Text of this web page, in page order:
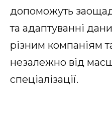
допоможуть
та адаптуванні
різним компаніям
незалежно від
спеціалізації.